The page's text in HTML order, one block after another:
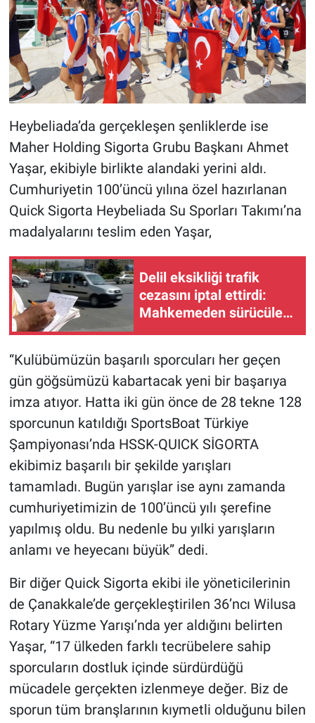
Heybeliada’da gerçekleşen şenliklerde ise
Maher Holding Sigorta Grubu Başkanı Ahmet
Yaşar, ekibiyle birlikte alandaki yerini aldı.
Cumhuriyetin 100’üncü yılına özel hazırlanan
Quick Sigorta Heybeliada Su Sporları Takımı’na
madalyalarını teslim eden Yaşar,
Delil eksikliği trafik
cezasını iptal ettirdi:
Mahkemeden sürücüler
“Kulübümüzün başarılı sporcuları her geçen
gün göğsümüzü kabartacak yeni bir başarıya
imza atıyor. Hatta iki gün önce de 28 tekne 128
sporcunun katıldığı SportsBoat Türkiye
Şampiyonası’nda HSSK-QUICK SİGORTA
ekibimiz başarılı bir şekilde yarışları
tamamladı. Bugün yarışlar ise aynı zamanda
cumhuriyetimizin de 100’üncü yılı şerefine
yapılmış oldu. Bu nedenle bu yılki yarışların
anlamı ve heyecanı büyük” dedi.
Bir diğer Quick Sigorta ekibi ile yöneticilerinin
de Çanakkale’de gerçekleştirilen 36’ncı Wilusa
Rotary Yüzme Yarışı’nda yer aldığını belirten
Yaşar, “17 ülkeden farklı tecrübelere sahip
sporcuların dostluk içinde sürdürdüğü
mücadele gerçekten izlenmeye değer. Biz de
sporun tüm branşlarının kıymetli olduğunu bilen